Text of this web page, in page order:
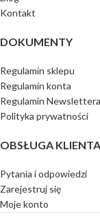
Kontakt
DOKUMENTY
Regulamin sklepu
Regulamin konta
Regulamin Newslettera
Polityka prywatności
OBSŁUGA KLIENTA
Pytania i odpowiedzi
Zarejestruj się
Moje konto